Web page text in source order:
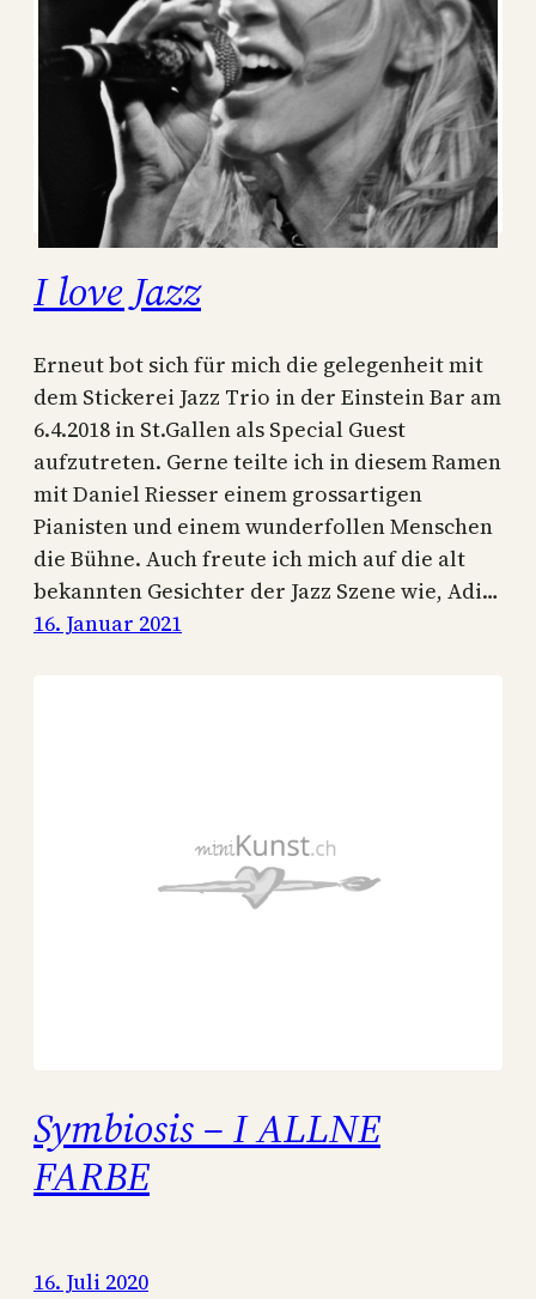
I love Jazz
Erneut bot sich für mich die gelegenheit mit
dem Stickerei Jazz Trio in der Einstein Bar am
6.4.2018 in St.Gallen als Special Guest
aufzutreten. Gerne teilte ich in diesem Ramen
mit Daniel Riesser einem grossartigen
Pianisten und einem wunderfollen Menschen
die Bühne. Auch freute ich mich auf die alt
bekannten Gesichter der Jazz Szene wie, Adi…
16. Januar 2021
Symbiosis – I ALLNE
FARBE
16. Juli 2020